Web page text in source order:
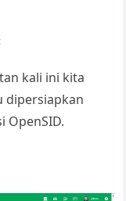
kali ini kita
dipersiapkan
OpenSID.